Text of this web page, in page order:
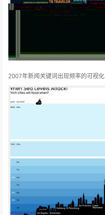
2007年新闻关键词出现频率的可视化